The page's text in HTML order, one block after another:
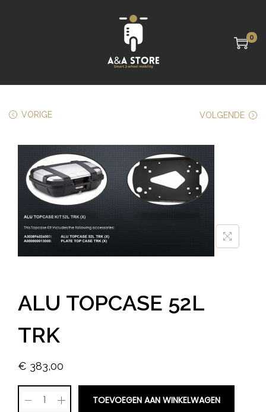
0
VORIGE VOLGENDE
ALU TOPCASE 52L
TRK
€ 383,00
TOEVOEGEN AAN WINKELWAGEN